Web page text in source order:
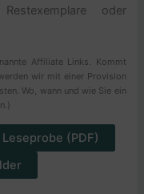
oder
Affiliate Links. Kommt
wir mit einer Provision
Wo, wann und wie Sie ein
Leseprobe (PDF)